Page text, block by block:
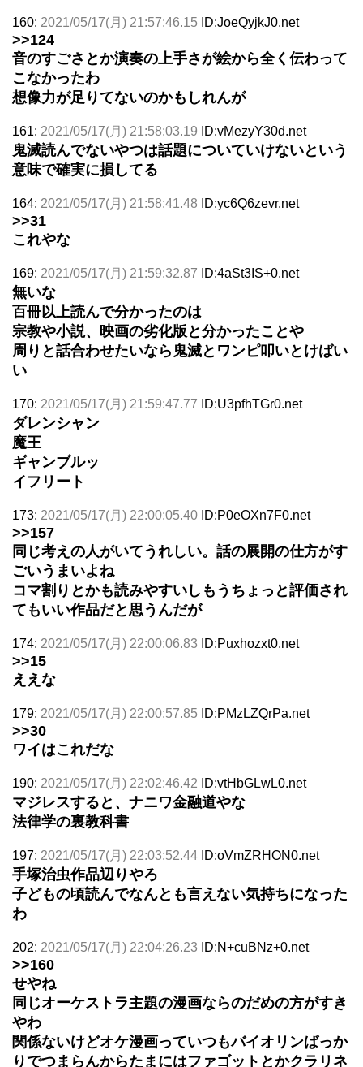
160: 2021/05/17(月) 21:57:46.15 ID:JoeQyjkJ0.net
>>124
音のすごさとか演奏の上手さが絵から全く伝わって
こなかったわ
想像力が足りてないのかもしれんが
161: 2021/05/17(月) 21:58:03.19 ID:vMezyY30d.net
鬼滅読んでないやつは話題についていけないという
意味で確実に損してる
164: 2021/05/17(月) 21:58:41.48 ID:yc6Q6zevr.net
>>31
これやな
169: 2021/05/17(月) 21:59:32.87 ID:4aSt3IS+0.net
無いな
百冊以上読んで分かったのは
宗教や小説、映画の劣化版と分かったことや
周りと話合わせたいなら鬼滅とワンピ叩いとけばい
い
170: 2021/05/17(月) 21:59:47.77 ID:U3pfhTGr0.net
ダレンシャン
魔王
ギャンブルッ
イフリート
173: 2021/05/17(月) 22:00:05.40 ID:P0eOXn7F0.net
>>157
同じ考えの人がいてうれしい。話の展開の仕方がす
ごいうまいよね
コマ割りとかも読みやすいしもうちょっと評価され
てもいい作品だと思うんだが
174: 2021/05/17(月) 22:00:06.83 ID:Puxhozxt0.net
>>15
ええな
179: 2021/05/17(月) 22:00:57.85 ID:PMzLZQrPa.net
>>30
ワイはこれだな
190: 2021/05/17(月) 22:02:46.42 ID:vtHbGLwL0.net
マジレスすると、ナニワ金融道やな
法律学の裏教科書
197: 2021/05/17(月) 22:03:52.44 ID:oVmZRHON0.net
手塚治虫作品辺りやろ
子どもの頃読んでなんとも言えない気持ちになった
わ
202: 2021/05/17(月) 22:04:26.23 ID:N+cuBNz+0.net
>>160
せやね
同じオーケストラ主題の漫画ならのだめの方がすき
やわ
関係ないけどオケ漫画っていつもバイオリンばっか
りでつまらんからたまにはファゴットとかクラリネ